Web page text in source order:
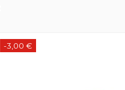
-3,00 €